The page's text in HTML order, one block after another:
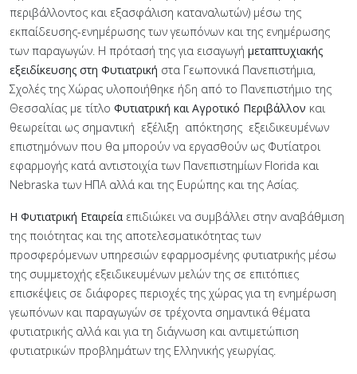
περιβάλλοντος και εξασφάλιση καταναλωτών) μέσω της
εκπαίδευσης-ενημέρωσης των γεωπόνων και της ενημέρωσης
των παραγωγών. Η πρότασή της για εισαγωγή μεταπτυχιακής
εξειδίκευσης στη Φυτιατρική στα Γεωπονικά Πανεπιστήμια,
Σχολές της Χώρας υλοποιήθηκε ήδη από το Πανεπιστήμιο της
Θεσσαλίας με τίτλο Φυτιατρική και Αγροτικό Περιβάλλον και
θεωρείται ως σημαντική εξέλιξη απόκτησης εξειδικευμένων
επιστημόνων που θα μπορούν να εργασθούν ως Φυτίατροι
εφαρμογής κατά αντιστοιχία των Πανεπιστημίων Florida και
Nebraska των ΗΠΑ αλλά και της Ευρώπης και της Ασίας.
Η Φυτιατρική Εταιρεία επιδιώκει να συμβάλλει στην αναβάθμιση
της ποιότητας και της αποτελεσματικότητας των
προσφερόμενων υπηρεσιών εφαρμοσμένης φυτιατρικής μέσω
της συμμετοχής εξειδικευμένων μελών της σε επιτόπιες
επισκέψεις σε διάφορες περιοχές της χώρας για τη ενημέρωση
γεωπόνων και παραγωγών σε τρέχοντα σημαντικά θέματα
φυτιατρικής αλλά και για τη διάγνωση και αντιμετώπιση
φυτιατρικών προβλημάτων της Ελληνικής γεωργίας.